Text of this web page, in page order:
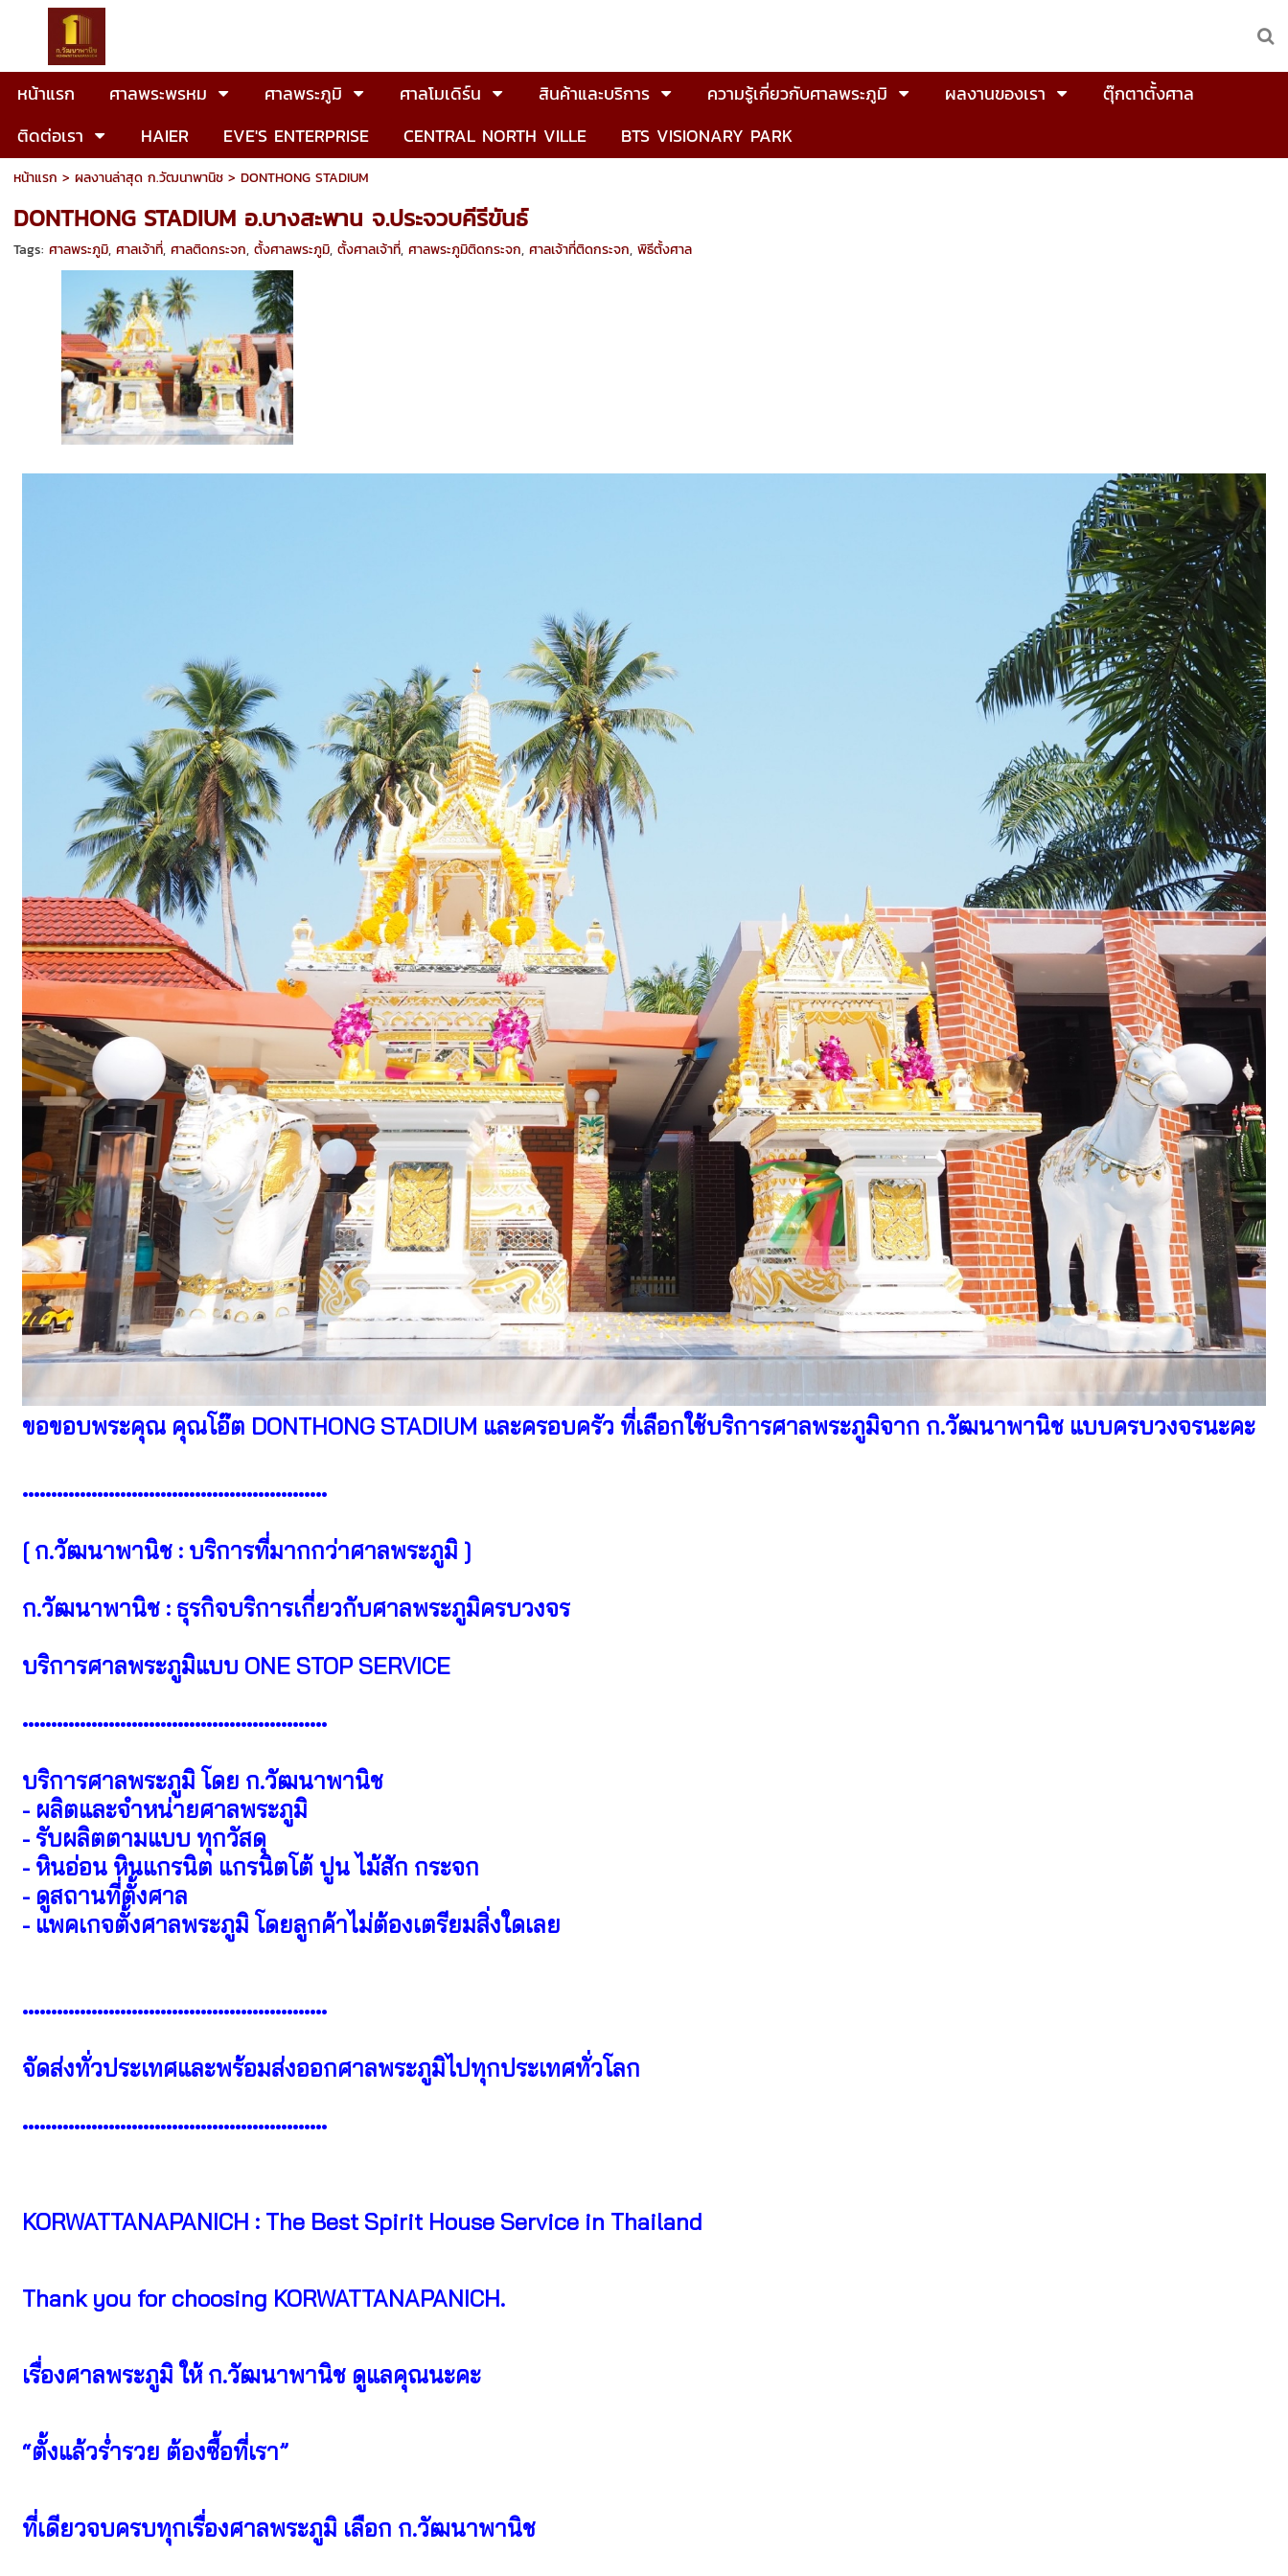
หน้าแรก ศาลพระพรหม ศาลพระภูมิ ศาลโมเดิร์น สินค้าและบริการ ความรู้เกี่ยวกับศาลพระภูมิ ผลงานของเรา
ตุ๊กตาตั้งศาล
ติดต่อเรา
HAIER EVE'S ENTERPRISE CENTRAL NORTH VILLE BTS VISIONARY PARK
หน้าแรก > ผลงานล่าสุด ก.วัฒนาพานิช> DONTHONG STADIUM
DONTHONG STADIUM อ.บางสะพาน จ.ประจวบคีรีขันธ์
Tags: ศาลพระภูมิ, ศาลเจ้าที่, ศาลติดกระจก, ตั้งศาลพระภูมิ, ตั้งศาลเจ้าที่, ศาลพระภูมิติดกระจก, ศาลเจ้าที่ติดกระจก, พิธีตั้งศาล
ขอขอบพระคุณ คุณโอ๊ต DONTHONG STADIUM และครอบครัว ที่เลือกใช้บริการศาลพระภูมิจาก ก.วัฒนาพานิช แบบครบวงจรนะคะ
•••••••••••••••••••••••••••••••••••••••••••••••••••••
[ ก.วัฒนาพานิช : บริการที่มากกว่าศาลพระภูมิ ]
ก.วัฒนาพานิช : ธุรกิจบริการเกี่ยวกับศาลพระภูมิครบวงจร
บริการศาลพระภูมิแบบ ONE STOP SERVICE
•••••••••••••••••••••••••••••••••••••••••••••••••••••
บริการศาลพระภูมิ โดย ก.วัฒนาพานิช
- ผลิตและจำหน่ายศาลพระภูมิ
- รับผลิตตามแบบ ทุกวัสดุ
- หินอ่อน หินแกรนิต แกรนิตโต้ ปูน ไม้สัก กระจก
- ดูสถานที่ตั้งศาล
- แพคเกจตั้งศาลพระภูมิ โดยลูกค้าไม่ต้องเตรียมสิ่งใดเลย
•••••••••••••••••••••••••••••••••••••••••••••••••••••
จัดส่งทั่วประเทศและพร้อมส่งออกศาลพระภูมิไปทุกประเทศทั่วโลก
•••••••••••••••••••••••••••••••••••••••••••••••••••••
KORWATTANAPANICH : The Best Spirit House Service in Thailand
Thank you for choosing KORWATTANAPANICH.
เรื่องศาลพระภูมิ ให้ ก.วัฒนาพานิช ดูแลคุณนะคะ
“ตั้งแล้วร่ำรวย ต้องซื้อที่เรา”
ที่เดียวจบครบทุกเรื่องศาลพระภูมิ เลือก ก.วัฒนาพานิช